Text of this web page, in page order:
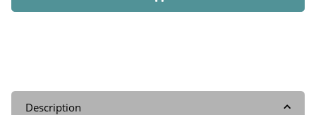
Description